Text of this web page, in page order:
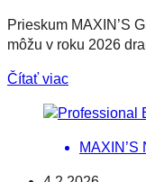
Prieskum MAXIN’S
môžu v roku 2026
Čítať viac
MAXIN’S